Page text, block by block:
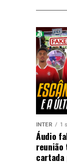
INTER 1
Áudio
reunião